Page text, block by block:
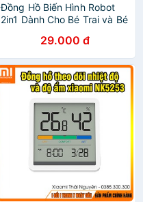
Đồng Hồ Biến Hình Robot
2in1 Dành Cho Bé Trai và Bé
29.000 đ